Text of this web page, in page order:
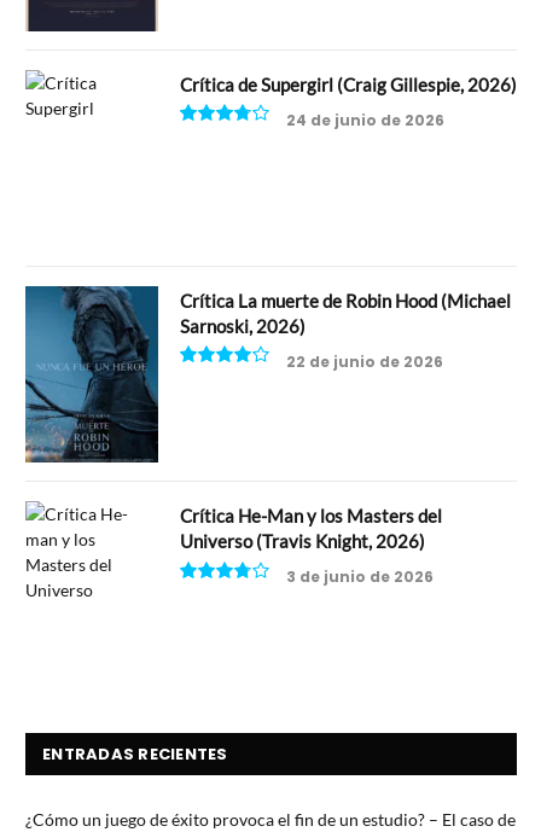
Crítica de Supergirl (Craig Gillespie, 2026)
24 de junio de 2026
Crítica La muerte de Robin Hood (Michael
Sarnoski, 2026)
22 de junio de 2026
Crítica He-Man y los Masters del
Universo (Travis Knight, 2026)
3 de junio de 2026
ENTRADAS RECIENTES
¿Cómo un juego de éxito provoca el fin de un estudio? – El caso de